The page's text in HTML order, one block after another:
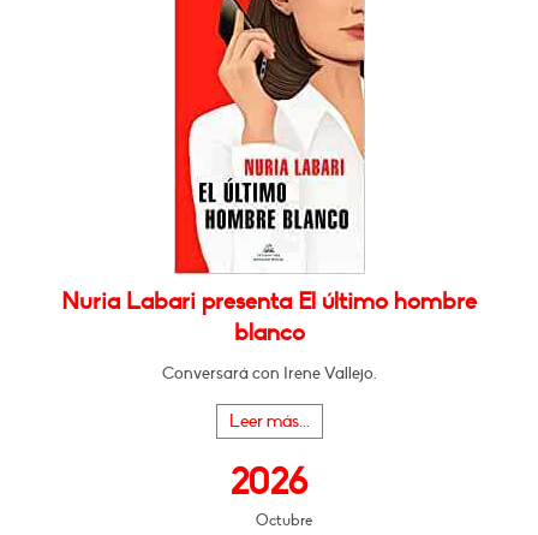
Nuria Labari presenta El último hombre
blanco
Conversará con Irene Vallejo.
Leer más...
2026
Octubre